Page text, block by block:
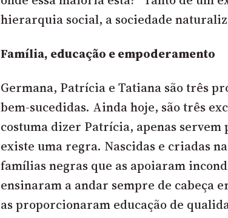
hierarquia social, a sociedade
Família, educação e empoderamento
Germana, Patrícia e Tatiana são três
bem-sucedidas. Ainda hoje, são três
costuma dizer Patrícia, apenas servem
existe uma regra. Nascidas e criadas
famílias negras que as apoiaram
ensinaram a andar sempre de cabeça
as proporcionaram educação de